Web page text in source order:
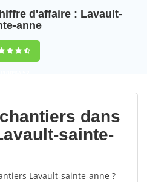
d'affaire : Lavault-
anne
52
votes
dans
sainte-
Lavault-sainte-anne ?